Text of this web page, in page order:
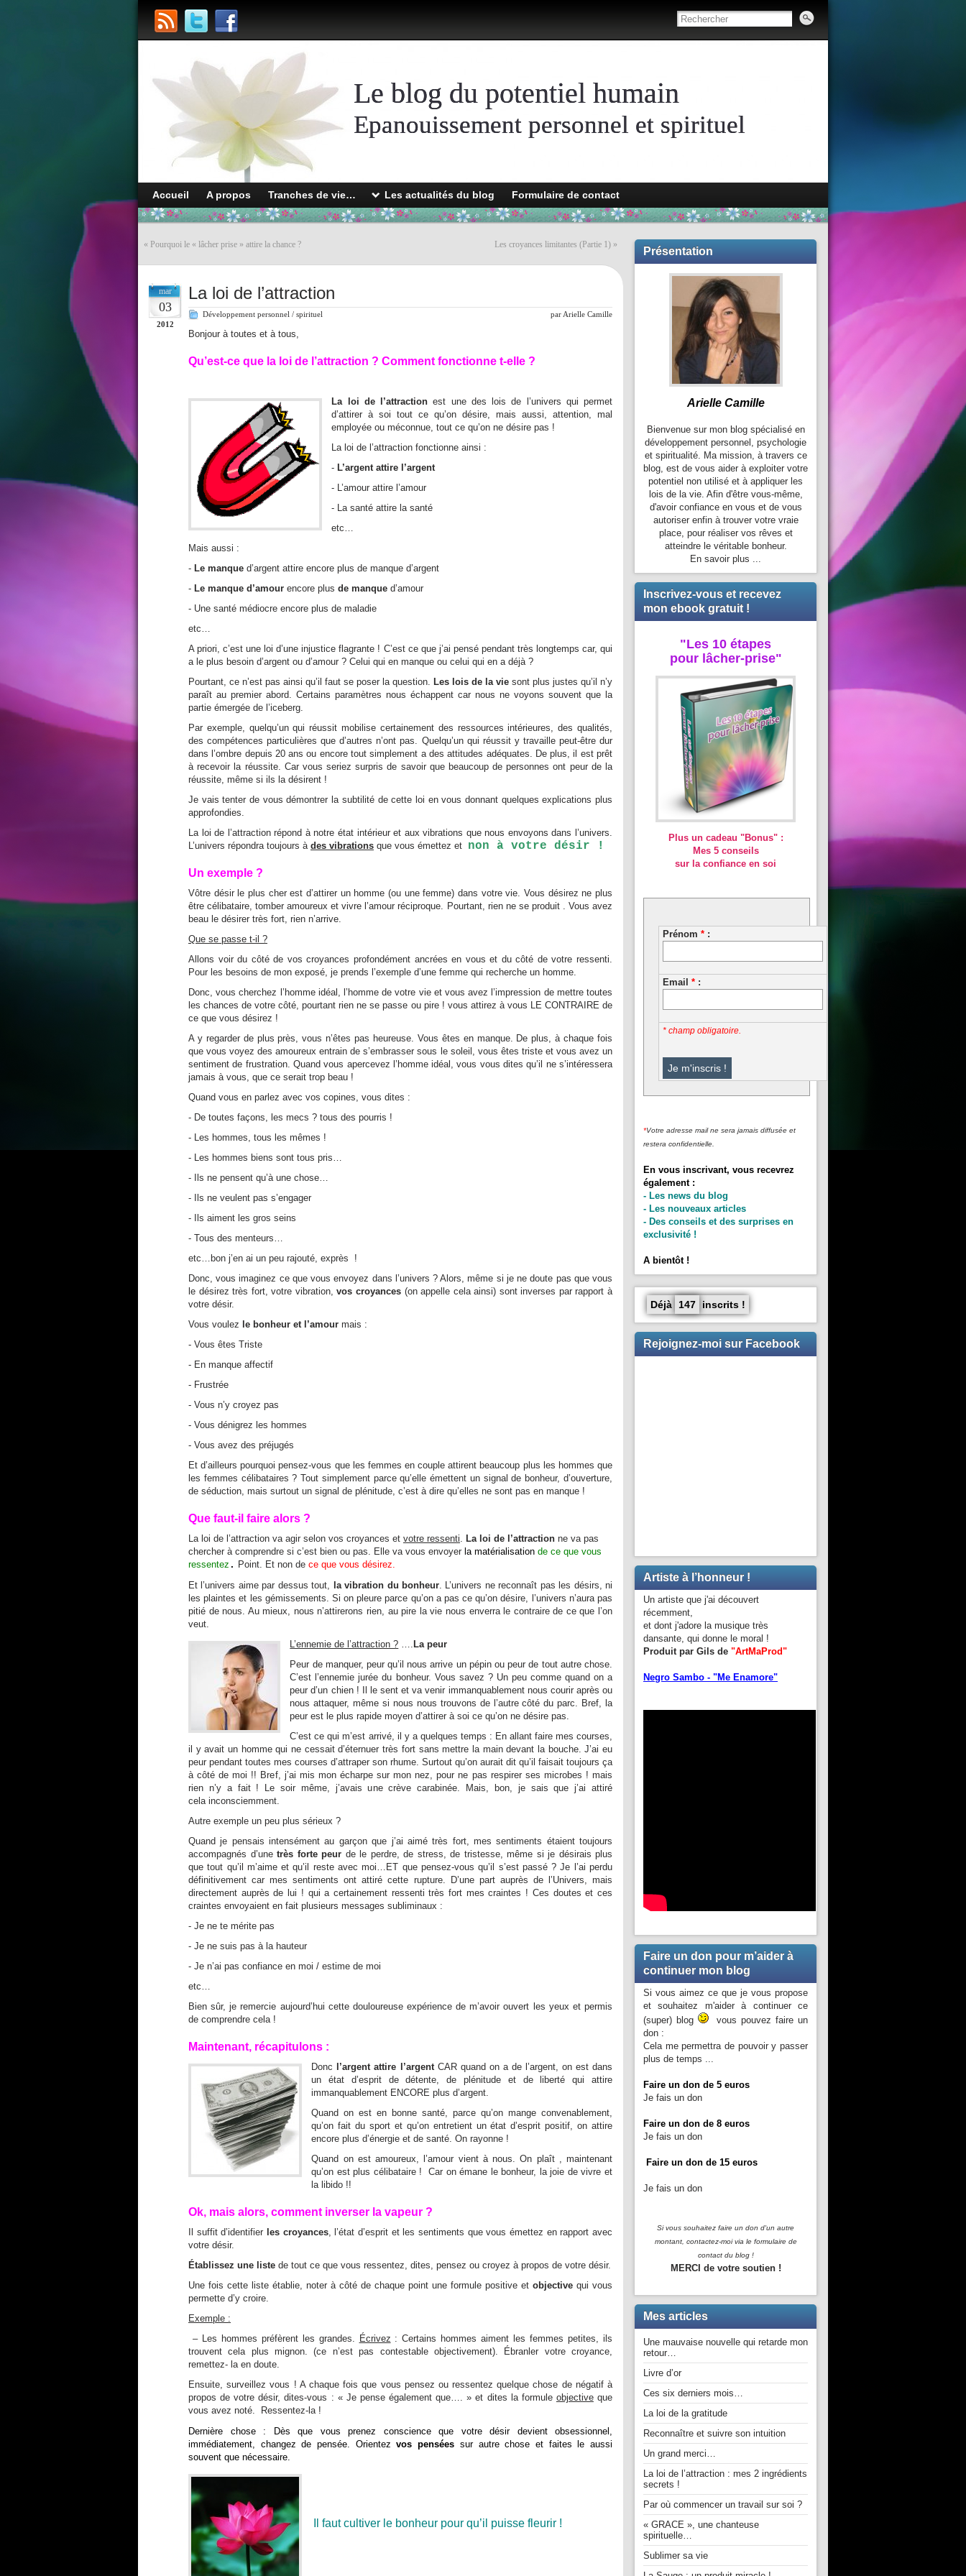
Le blog du potentiel humain
Epanouissement personnel et spirituel
Accueil A propos Tranches de vie… Les actualités du blog Formulaire de contact
« Pourquoi le « lâcher prise » attire la chance ? Les croyances limitantes (Partie 1) »
mar
03
2012
La loi de l’attraction
Développement personnel / spirituel par Arielle Camille
Bonjour à toutes et à tous,
Qu’est-ce que la loi de l’attraction ? Comment fonctionne t-elle ?
La loi de l’attraction est une des lois de l’univers qui permet
d’attirer à soi tout ce qu’on désire, mais aussi, attention, mal
employée ou méconnue, tout ce qu’on ne désire pas !
La loi de l’attraction fonctionne ainsi :
- L’argent attire l’argent
- L’amour attire l’amour
- La santé attire la santé
etc…
Mais aussi :
- Le manque d’argent attire encore plus de manque d’argent
- Le manque d’amour encore plus de manque d’amour
- Une santé médiocre encore plus de maladie
etc…
A priori, c’est une loi d’une injustice flagrante ! C’est ce que j’ai pensé pendant très longtemps car, qui
a le plus besoin d’argent ou d’amour ? Celui qui en manque ou celui qui en a déjà ?
Pourtant, ce n’est pas ainsi qu’il faut se poser la question. Les lois de la vie sont plus justes qu’il n’y
paraît au premier abord. Certains paramètres nous échappent car nous ne voyons souvent que la
partie émergée de l’iceberg.
Par exemple, quelqu’un qui réussit mobilise certainement des ressources intérieures, des qualités,
des compétences particulières que d’autres n’ont pas. Quelqu’un qui réussit y travaille peut-être dur
dans l’ombre depuis 20 ans ou encore tout simplement a des attitudes adéquates. De plus, il est prêt
à recevoir la réussite. Car vous seriez surpris de savoir que beaucoup de personnes ont peur de la
réussite, même si ils la désirent !
Je vais tenter de vous démontrer la subtilité de cette loi en vous donnant quelques explications plus
approfondies.
La loi de l’attraction répond à notre état intérieur et aux vibrations que nous envoyons dans l’univers.
L’univers répondra toujours à des vibrations que vous émettez et non à votre désir !
Un exemple ?
Vôtre désir le plus cher est d’attirer un homme (ou une femme) dans votre vie. Vous désirez ne plus
être célibataire, tomber amoureux et vivre l’amour réciproque. Pourtant, rien ne se produit . Vous avez
beau le désirer très fort, rien n’arrive.
Que se passe t-il ?
Allons voir du côté de vos croyances profondément ancrées en vous et du côté de votre ressenti.
Pour les besoins de mon exposé, je prends l’exemple d’une femme qui recherche un homme.
Donc, vous cherchez l’homme idéal, l’homme de votre vie et vous avez l’impression de mettre toutes
les chances de votre côté, pourtant rien ne se passe ou pire ! vous attirez à vous LE CONTRAIRE de
ce que vous désirez !
A y regarder de plus près, vous n’êtes pas heureuse. Vous êtes en manque. De plus, à chaque fois
que vous voyez des amoureux entrain de s’embrasser sous le soleil, vous êtes triste et vous avez un
sentiment de frustration. Quand vous apercevez l’homme idéal, vous vous dites qu’il ne s’intéressera
jamais à vous, que ce serait trop beau !
Quand vous en parlez avec vos copines, vous dites :
- De toutes façons, les mecs ? tous des pourris !
- Les hommes, tous les mêmes !
- Les hommes biens sont tous pris…
- Ils ne pensent qu’à une chose…
- Ils ne veulent pas s’engager
- Ils aiment les gros seins
- Tous des menteurs…
etc…bon j’en ai un peu rajouté, exprès !
Donc, vous imaginez ce que vous envoyez dans l’univers ? Alors, même si je ne doute pas que vous
le désirez très fort, votre vibration,vos croyances(on appelle cela ainsi) sont inverses par rapport à
votre désir.
Vous voulez le bonheur et l’amour mais :
- Vous êtes Triste
- En manque affectif
- Frustrée
- Vous n’y croyez pas
- Vous dénigrez les hommes
- Vous avez des préjugés
Et d’ailleurs pourquoi pensez-vous que les femmes en couple attirent beaucoup plus les hommes que
les femmes célibataires ? Tout simplement parce qu’elle émettent un signal de bonheur, d’ouverture,
de séduction, mais surtout un signal de plénitude, c’est à dire qu’elles ne sont pas en manque !
Que faut-il faire alors ?
La loi de l’attraction va agir selon vos croyances et votre ressenti. La loi de l’attraction ne va pas
chercher à comprendre si c’est bien ou pas. Elle va vous envoyer la matérialisation de ce que vous
ressentez . Point. Et non de ce que vous désirez.
Et l’univers aime par dessus tout,
la vibration du bonheur. L’univers ne reconnaît pas les désirs, ni
les plaintes et les gémissements. Si on pleure parce qu’on a pas ce qu’on désire, l’univers n’aura pas
pitié de nous. Au mieux, nous n’attirerons rien, au pire la vie nous enverra le contraire de ce que l’on
veut.
L’ennemie de l’attraction ? …. La peur
Peur de manquer, peur qu’il nous arrive un pépin ou peur de tout autre chose.
C’est l’ennemie jurée du bonheur. Vous savez ? Un peu comme quand on a
peur d’un chien ! Il le sent et va venir immanquablement nous courir après ou
nous attaquer, même si nous nous trouvons de l’autre côté du parc. Bref, la
peur est le plus rapide moyen d’attirer à soi ce qu’on ne désire pas.
C’est ce qui m’est arrivé, il y a quelques temps : En allant faire mes courses,
il y avait un homme qui ne cessait d’éternuer très fort sans mettre la main devant la bouche. J’ai eu
peur pendant toutes mes courses d’attraper son rhume. Surtout qu’on aurait dit qu’il faisait toujours ça
à côté de moi !! Bref, j’ai mis mon écharpe sur mon nez, pour ne pas respirer ses microbes ! mais
rien n’y a fait ! Le soir même, j’avais une crève carabinée. Mais, bon, je sais que j’ai attiré
cela inconsciemment.
Autre exemple un peu plus sérieux ?
Quand je pensais intensément au garçon que j’ai aimé très fort, mes sentiments étaient toujours
accompagnés d’une très forte peur de le perdre, de stress, de tristesse, même si je désirais plus
que tout qu’il m’aime et qu’il reste avec moi…ET que pensez-vous qu’il s’est passé ? Je l’ai perdu
définitivement car mes sentiments ont attiré cette rupture. D’une part auprès de l’Univers, mais
directement auprès de lui ! qui a certainement ressenti très fort mes craintes ! Ces doutes et ces
craintes envoyaient en fait plusieurs messages subliminaux :
- Je ne te mérite pas
- Je ne suis pas à la hauteur
- Je n’ai pas confiance en moi / estime de moi
etc…
Bien sûr, je remercie aujourd’hui cette douloureuse expérience de m’avoir ouvert les yeux et permis
de comprendre cela !
Maintenant, récapitulons :
Donc l’argent attire l’argent CAR quand on a de l’argent, on est dans
un état d’esprit de détente, de plénitude et de liberté qui attire
immanquablement ENCORE plus d’argent.
Quand on est en bonne santé, parce qu’on mange convenablement,
qu’on fait du sport et qu’on entretient un état d’esprit positif, on attire
encore plus d’énergie et de santé. On rayonne !
Quand on est amoureux, l’amour vient à nous. On plaît , maintenant
qu’on est plus célibataire ! Car on émane le bonheur, la joie de vivre et
la libido !!
Ok, mais alors, comment inverser la vapeur ?
Il suffit d’identifier les croyances, l’état d’esprit et les sentiments que vous émettez en rapport avec
votre désir.
Établissez une liste de tout ce que vous ressentez, dites, pensez ou croyez à propos de votre désir.
Une fois cette liste établie, noter à côté de chaque point une formule positive et objective qui vous
permette d’y croire.
Exemple :
– Les hommes préfèrent les grandes. Écrivez : Certains hommes aiment les femmes petites, ils
trouvent cela plus mignon. (ce n’est pas contestable objectivement). Ébranler votre croyance,
remettez- la en doute.
Ensuite, surveillez vous ! A chaque fois que vous pensez ou ressentez quelque chose de négatif à
propos de votre désir, dites-vous : « Je pense également que…. » et dites la formule objectiveque
vous avez noté. Ressentez-la !
Dernière chose : Dès que vous prenez conscience que votre désir devient obsessionnel,
immédiatement, changez de pensée. Orientezvos pensées sur autre chose et faites le aussi
souvent que nécessaire.
Il faut cultiver le bonheur pour qu’il puisse fleurir !
Présentation
Arielle Camille
Bienvenue sur mon blog spécialisé en
développement personnel, psychologie
et spiritualité. Ma mission, à travers ce
blog, est de vous aider à exploiter votre
potentiel non utilisé et à appliquer les
lois de la vie. Afin d'être vous-même,
d'avoir confiance en vous et de vous
autoriser enfin à trouver votre vraie
place, pour réaliser vos rêves et
atteindre le véritable bonheur.
En savoir plus ...
Inscrivez-vous et recevez
mon ebook gratuit !
"Les 10 étapes
pour lâcher-prise"
Plus un cadeau "Bonus" :
Mes 5 conseils
sur la confiance en soi
Prénom * :
Email * :
* champ obligatoire.
*Votre adresse mail ne sera jamais diffusée et
restera confidentielle.
En vous inscrivant, vous recevrez
également :
- Les news du blog
- Les nouveaux articles
- Des conseils et des surprises en
exclusivité !
A bientôt !
Déjà 147 inscrits !
Rejoignez-moi sur Facebook
Artiste à l’honneur !
Un artiste que j'ai découvert
récemment,
et dont j'adore la musique très
dansante, qui donne le moral !
Produit par Gils de "ArtMaProd"
Negro Sambo - "Me Enamore"
Faire un don pour m’aider à
continuer mon blog
Si vous aimez ce que je vous propose
et souhaitez m'aider à continuer ce
(super) blog
vous pouvez faire un
don :
Cela me permettra de pouvoir y passer
plus de temps ...
Faire un don de 5 euros
Je fais un don
Faire un don de 8 euros
Je fais un don
Faire un don de 15 euros
Je fais un don
Si vous souhaitez faire un don d'un autre
montant, contactez-moivia le formulaire de
contact du blog !
MERCI de votre soutien !
Mes articles
Une mauvaise nouvelle qui retarde mon
retour…
Livre d’or
Ces six derniers mois…
La loi de la gratitude
Reconnaître et suivre son intuition
Un grand merci…
La loi de l’attraction : mes 2 ingrédients
secrets !
Par où commencer un travail sur soi ?
« GRACE », une chanteuse
spirituelle…
Sublimer sa vie